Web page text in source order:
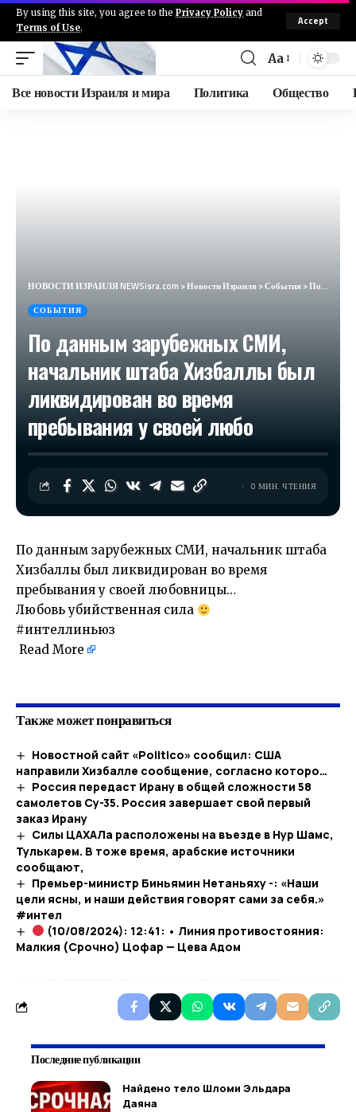
By using this site, you agree to the Privacy Policy and
Terms of Use.
Accept
Aa
Все новости Израиля и мира Политика Общество
НОВОСТИ ИЗРАИЛЯ NEWSisra.com >Новости Израиля>События>По данным зарубежных СМИ, начальник штаба Хизбаллы был ликвидирован во время пребывания у своей любо
СОБЫТИЯ
По данным зарубежных СМИ,
начальник штаба Хизбаллы был
ликвидирован во время
пребывания у своей любо
0 МИН. ЧТЕНИЯ
По данным зарубежных СМИ, начальник штаба
Хизбаллы был ликвидирован во время
пребывания у своей любовницы…
Любовь убийственная сила
#интеллиньюз
Read More
Также может понравиться
Новостной сайт «Politico» сообщил: США
направили Хизбалле сообщение, согласно которо…​
Россия передаст Ирану в общей сложности 58
самолетов Су-35. Россия завершает свой первый
заказ Ирану
Силы ЦАХАЛа расположены на въезде в Нур Шамс,
Тулькарем. В тоже время, арабские источники
сообщают,
Премьер-министр Биньямин Нетаньяху -: «Наши
цели ясны, и наши действия говорят сами за себя.»
#интел
(10/08/2024): 12:41: • Линия противостояния:
Малкия (Срочно) Цофар — Цева Адом
Последние публикации
Найдено тело Шломи Эльдара
Даяна